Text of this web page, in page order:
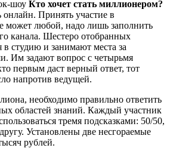
шоу Кто хочет стать миллионером?
онлайн. Принять участие в
может любой, надо лишь заполнить
канала. Шестеро отобранных
студию и занимают места за
Им задают вопрос с четырьмя
первым даст верный ответ, тот
напротив ведущей.
необходимо правильно ответить
областей знаний. Каждый участник
тремя подсказками: 50/50,
Установлены две несгораемые
рублей.